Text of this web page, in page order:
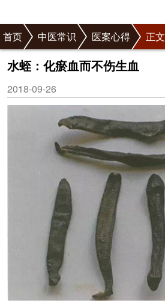
首页 中医常识 医案心得 正文
水蛭：化瘀血而不伤生血
2018-09-26